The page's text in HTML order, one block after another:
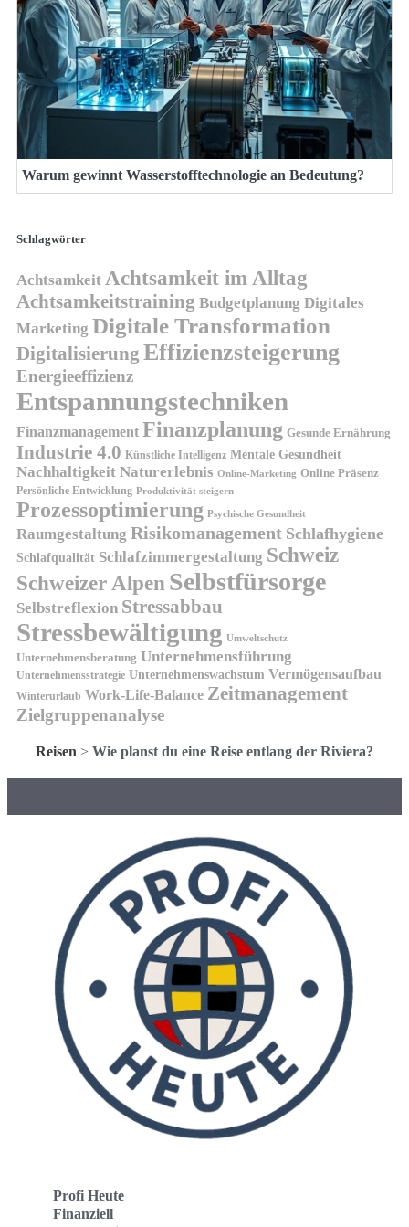
Warum gewinnt Wasserstofftechnologie an Bedeutung?
Schlagwörter
Achtsamkeit Achtsamkeit im Alltag
Achtsamkeitstraining Budgetplanung Digitales
Marketing Digitale Transformation
Digitalisierung Effizienzsteigerung
Energieeffizienz
Entspannungstechniken
Finanzmanagement Finanzplanung Gesunde Ernährung
Industrie 4.0 Künstliche Intelligenz Mentale Gesundheit
Nachhaltigkeit Naturerlebnis Online-Marketing Online Präsenz
Persönliche Entwicklung Produktivität steigern
Prozessoptimierung Psychische Gesundheit
Raumgestaltung Risikomanagement Schlafhygiene
Schlafqualität Schlafzimmergestaltung Schweiz
Schweizer Alpen Selbstfürsorge
Selbstreflexion Stressabbau
Stressbewältigung Umweltschutz
Unternehmensberatung Unternehmensführung
Unternehmensstrategie Unternehmenswachstum Vermögensaufbau
Winterurlaub Work-Life-Balance Zeitmanagement
Zielgruppenanalyse
Reisen > Wie planst du eine Reise entlang der Riviera?
Profi Heute
Finanziell